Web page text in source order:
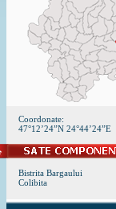
Coordonate:
47°12’24”N 24°44’24”E
Bistrita Bargaului
Colibita